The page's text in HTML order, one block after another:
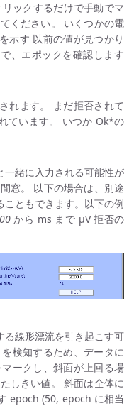
ックするだけで手動でマ
ください。 いくつかの電
示す 以前の値が見つかり
で、エポックを確認します
れます。 まだ拒否されて
ています。 いつか Ok*の
一緒に入力される可能性が
窓。 以下の場合は、別途
ともできます。以下の例
から ms まで μV 拒否の
る線形漂流を引き起こす可
検知するため、データに
ークし、斜面が上回る場
しきい値。 斜面は全体に
epoch (50, epoch に相当